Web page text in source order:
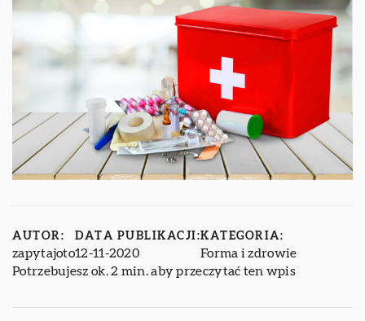
AUTOR:
zapytajoto
DATA PUBLIKACJI:
12-11-2020
KATEGORIA:
Forma i zdrowie
Potrzebujesz ok. 2 min. aby przeczytać ten wpis